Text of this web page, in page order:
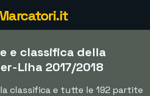
e classifica della
Liha 2017/2018
classifica e tutte le 192 partite